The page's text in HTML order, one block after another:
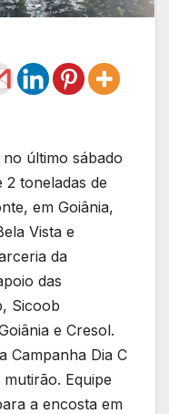
último sábado
2 toneladas de
em Goiânia,
Vista e
da
das
Sicoob
e Cresol.
Campanha Dia C
Equipe
a encosta em